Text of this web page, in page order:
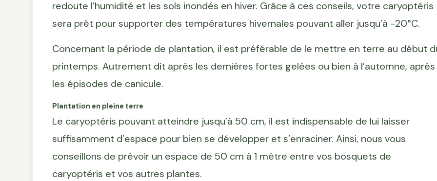
redoute l’humidité et les sols inondés en hiver. Grâce à ces conseils, votre caryoptéris
sera prêt pour supporter des températures hivernales pouvant aller jusqu’à -20°C.
Concernant la période de plantation, il est préférable de le mettre en terre au début
printemps. Autrement dit après les dernières fortes gelées ou bien à l’automne, après
les épisodes de canicule.
Plantation en pleine terre
Le caryoptéris pouvant atteindre jusqu’à 50 cm, il est indispensable de lui laisser
suffisamment d’espace pour bien se développer et s’enraciner. Ainsi, nous vous
conseillons de prévoir un espace de 50 cm à 1 mètre entre vos bosquets de
caryoptéris et vos autres plantes.